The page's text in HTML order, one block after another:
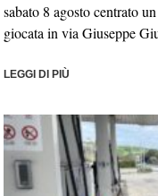
sabato 8 agosto centrato
giocata in via Giuseppe
LEGGI DI PIÙ